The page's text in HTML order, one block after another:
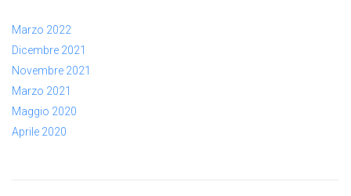
Marzo 2022
Dicembre 2021
Novembre 2021
Marzo 2021
Maggio 2020
Aprile 2020